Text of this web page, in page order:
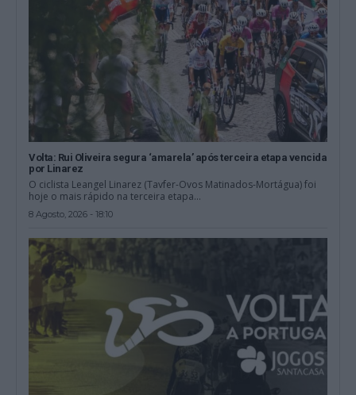
Volta: Rui Oliveira segura ‘amarela’ após terceira etapa vencida
por Linarez
O ciclista Leangel Linarez (Tavfer-Ovos Matinados-Mortágua) foi
hoje o mais rápido na terceira etapa...
8 Agosto, 2026 - 18:10